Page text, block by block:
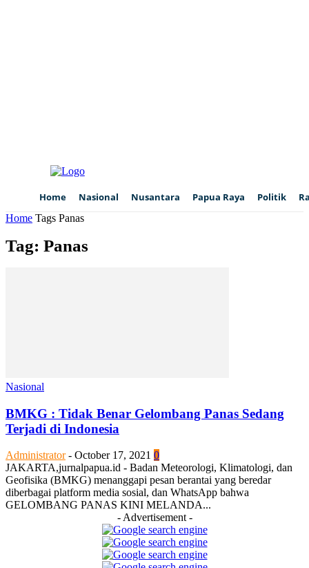
Home Nasional Nusantara Papua Raya Politik
Home Tags Panas
Tag: Panas
Nasional
BMKG : Tidak Benar Gelombang Panas Sedang
Terjadi di Indonesia
Administrator - October 17, 2021 0
JAKARTA,jurnalpapua.id - Badan Meteorologi, Klimatologi, dan
Geofisika (BMKG) menanggapi pesan berantai yang beredar
diberbagai platform media sosial, dan WhatsApp bahwa
GELOMBANG PANAS KINI MELANDA...
- Advertisement -